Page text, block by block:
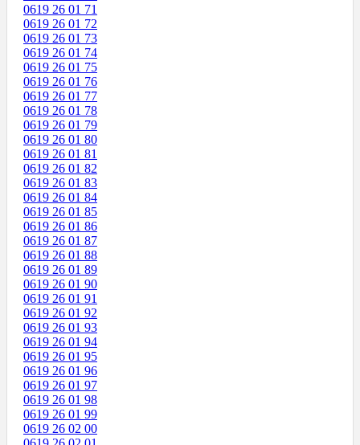
0619 26 01 71
0619 26 01 72
0619 26 01 73
0619 26 01 74
0619 26 01 75
0619 26 01 76
0619 26 01 77
0619 26 01 78
0619 26 01 79
0619 26 01 80
0619 26 01 81
0619 26 01 82
0619 26 01 83
0619 26 01 84
0619 26 01 85
0619 26 01 86
0619 26 01 87
0619 26 01 88
0619 26 01 89
0619 26 01 90
0619 26 01 91
0619 26 01 92
0619 26 01 93
0619 26 01 94
0619 26 01 95
0619 26 01 96
0619 26 01 97
0619 26 01 98
0619 26 01 99
0619 26 02 00